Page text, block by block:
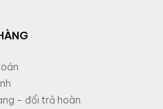
- đổi trả hoàn